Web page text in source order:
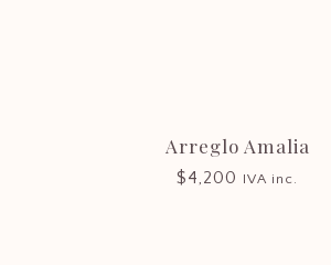
Arreglo Amalia
$4,200 IVA inc.